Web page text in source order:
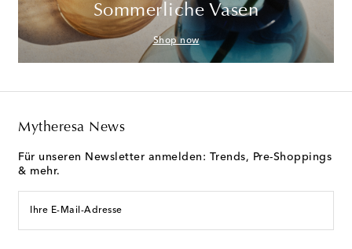
Sommerliche Vasen
Shop now
Mytheresa News
Für unseren Newsletter anmelden: Trends, Pre-Shoppings
& mehr.
Ihre E-Mail-Adresse